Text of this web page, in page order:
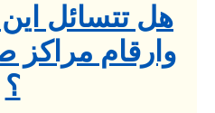
هل تتسائل
وارقام مراكز
؟